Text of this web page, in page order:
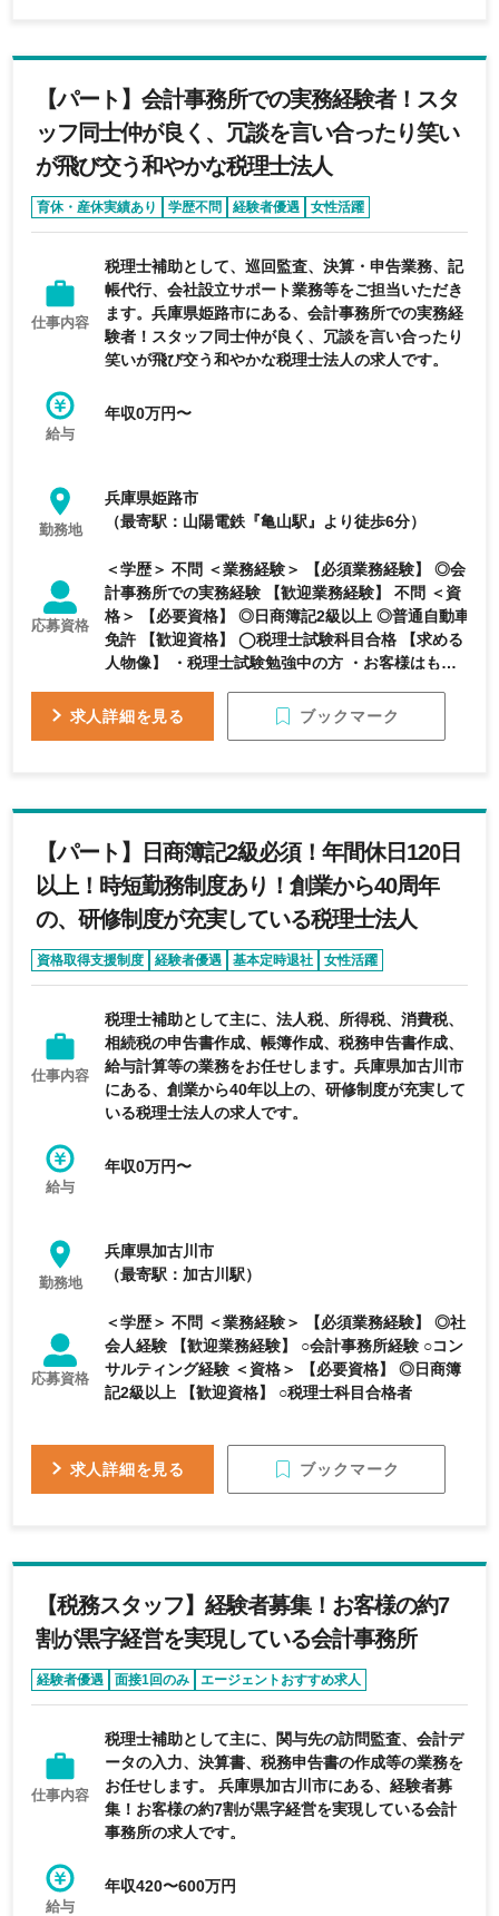
【パート】会計事務所での実務経験者！スタ
ッフ同士仲が良く、冗談を言い合ったり笑い
が飛び交う和やかな税理士法人
育休・産休実績あり 学歴不問 経験者優遇
女性活躍
年間休日120日以上
仕事内容
税理士補助として、巡回監査、決算・申告業務、記
帳代行、会社設立サポート業務等をご担当いただき
ます。兵庫県姫路市にある、会計事務所での実務経
験者！スタッフ同士仲が良く、冗談を言い合ったり
笑いが飛び交う和やかな税理士法人の求人です。
給与
年収0万円〜
勤務地
兵庫県姫路市
（最寄駅：山陽電鉄『亀山駅』より徒歩6分）
応募資格
＜学歴＞ 不問 ＜業務経験＞ 【必須業務経験】 ◎会
計事務所での実務経験 【歓迎業務経験】 不問 ＜資
格＞ 【必要資格】 ◎日商簿記2級以上 ◎普通自動車
免許 【歓迎資格】 ◯税理士試験科目合格 【求める
人物像】 ・税理士試験勉強中の方 ・お客様はもち
ら仕事を行える方 ・報告・連絡・相談がしっかり
求人詳細を見る ブックマーク
【パート】日商簿記2級必須！年間休日120日
以上！時短勤務制度あり！創業から40周年
の、研修制度が充実している税理士法人
資格取得支援制度 経験者優遇 基本定時退社
女性活躍
完全週休2日制
仕事内容
税理士補助として主に、法人税、所得税、消費税、
相続税の申告書作成、帳簿作成、税務申告書作成、
給与計算等の業務をお任せします。兵庫県加古川市
にある、創業から40年以上の、研修制度が充実して
いる税理士法人の求人です。
給与
年収0万円〜
勤務地
兵庫県加古川市
（最寄駅：加古川駅）
応募資格
＜学歴＞ 不問 ＜業務経験＞ 【必須業務経験】 ◎社
会人経験 【歓迎業務経験】 ○会計事務所経験 ○コン
サルティング経験 ＜資格＞ 【必要資格】 ◎日商簿
記2級以上 【歓迎資格】 ○税理士科目合格者
求人詳細を見る ブックマーク
【税務スタッフ】経験者募集！お客様の約7
割が黒字経営を実現している会計事務所
経験者優遇 面接1回のみ エージェントおすすめ求人
仕事内容
税理士補助として主に、関与先の訪問監査、会計デ
ータの入力、決算書、税務申告書の作成等の業務を
お任せします。 兵庫県加古川市にある、経験者募
集！お客様の約7割が黒字経営を実現している会計
事務所の求人です。
給与
年収420〜600万円